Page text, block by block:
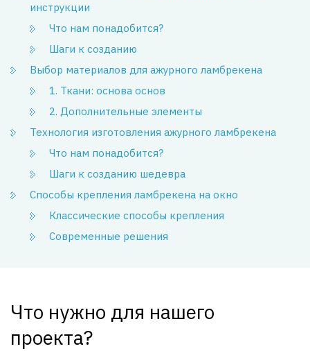
инструкции
Что нам понадобится?
Шаги к созданию
Выбор материалов для ажурного ламбрекена
1. Ткани: основа основ
2. Дополнительные элементы
Технология изготовления ажурного ламбрекена
Что нам понадобится?
Шаги к созданию шедевра
Способы крепления ламбрекена на окно
Классические способы крепления
Современные решения
Что нужно для нашего
проекта?